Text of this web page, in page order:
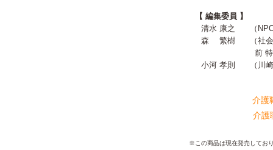
【 編集委員 】
清水 康之
（
森 繁樹
（社
前
小河 孝則
（川
介護
介護
※この商品は現在発売してお